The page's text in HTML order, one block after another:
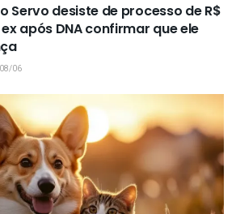
Servo desiste de processo de R$
após DNA confirmar que ele
06